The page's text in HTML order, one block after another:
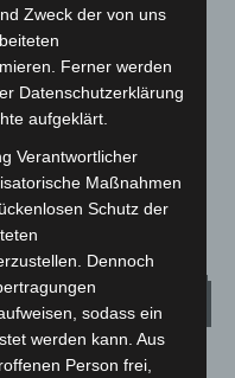
stoppt 166
bei
Zweck der von uns
Ferner werden
Datenschutzerklärung
aufgeklärt.
Verantwortlicher
Maßnahmen
Schutz der
Dennoch
sodass ein
werden kann. Aus
Person frei,